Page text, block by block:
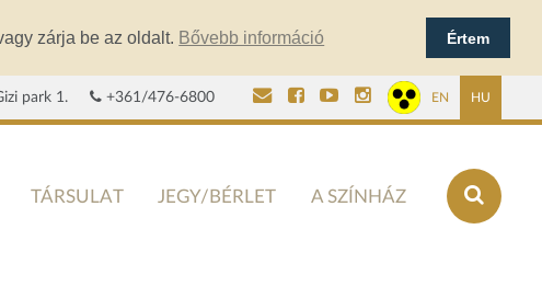
zárja be az oldalt. Bővebb információ Értem
park 1. +361/476-6800 EN HU
TÁRSULAT JEGY/BÉRLET A SZÍNHÁZ